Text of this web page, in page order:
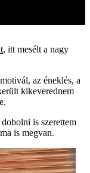
, itt mesélt a nagy
az éneklés, a
kikeverednem
is szerettem
is megvan.